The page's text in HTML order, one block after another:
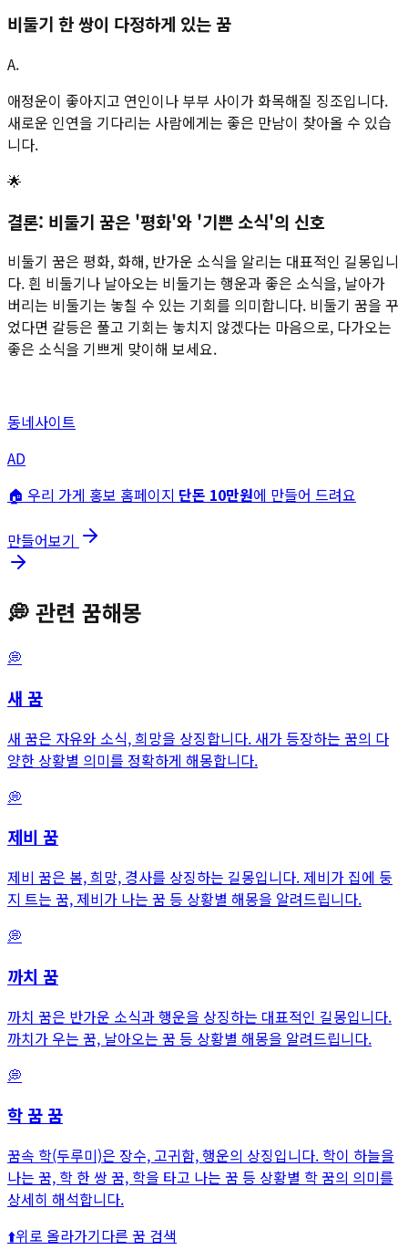
비둘기 한 쌍이 다정하게 있는 꿈
A.
애정운이 좋아지고 연인이나 부부 사이가 화목해질 징조입니다.
새로운 인연을 기다리는 사람에게는 좋은 만남이 찾아올 수 있습
니다.
🌟
결론: 비둘기 꿈은 '평화'와 '기쁜 소식'의 신호
비둘기 꿈은 평화, 화해, 반가운 소식을 알리는 대표적인 길몽입니
다. 흰 비둘기나 날아오는 비둘기는 행운과 좋은 소식을, 날아가
버리는 비둘기는 놓칠 수 있는 기회를 의미합니다. 비둘기 꿈을 꾸
었다면 갈등은 풀고 기회는 놓치지 않겠다는 마음으로, 다가오는
좋은 소식을 기쁘게 맞이해 보세요.
동네사이트
AD
🏠 우리 가게 홍보 홈페이지 단돈 10만원에 만들어 드려요
만들어보기
💭 관련 꿈해몽
💭
새 꿈
새 꿈은 자유와 소식, 희망을 상징합니다. 새가 등장하는 꿈의 다
양한 상황별 의미를 정확하게 해몽합니다.
💭
제비 꿈
제비 꿈은 봄, 희망, 경사를 상징하는 길몽입니다. 제비가 집에 둥
지 트는 꿈, 제비가 나는 꿈 등 상황별 해몽을 알려드립니다.
💭
까치 꿈
까치 꿈은 반가운 소식과 행운을 상징하는 대표적인 길몽입니다.
까치가 우는 꿈, 날아오는 꿈 등 상황별 해몽을 알려드립니다.
💭
학 꿈 꿈
꿈속 학(두루미)은 장수, 고귀함, 행운의 상징입니다. 학이 하늘을
나는 꿈, 학 한 쌍 꿈, 학을 타고 나는 꿈 등 상황별 학 꿈의 의미를
상세히 해석합니다.
⬆️위로 올라가기다른 꿈 검색